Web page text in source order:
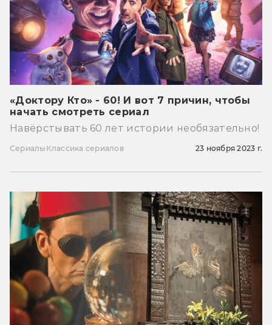
«Доктору Кто» - 60! И вот 7 причин, чтобы
начать смотреть сериал
Навёрстывать 60 лет истории необязательно!
Сериалы Классика сериалов 23 ноября 2023 г.